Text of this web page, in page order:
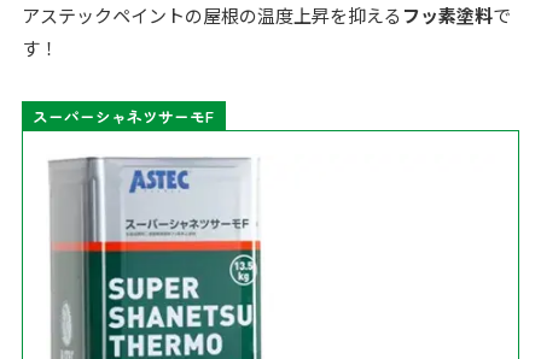
アステックペイントの屋根の温度上昇を抑える フッ素塗料で
す！
スーパーシャネツサーモF